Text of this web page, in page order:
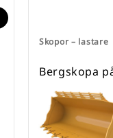
Skopor – lastare
Bergskopa